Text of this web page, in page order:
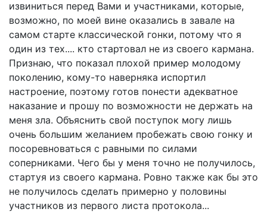
извиниться перед Вами и участниками, которые,
возможно, по моей вине оказались в завале на
самом старте классической гонки, потому что я
один из тех.... кто стартовал не из своего кармана.
Признаю, что показал плохой пример молодому
поколению, кому-то наверняка испортил
настроение, поэтому готов понести адекватное
наказание и прошу по возможности не держать на
меня зла. Объяснить свой поступок могу лишь
очень большим желанием пробежать свою гонку и
посоревноваться с равными по силами
соперниками. Чего бы у меня точно не получилось,
стартуя из своего кармана. Ровно также как бы это
не получилось сделать примерно у половины
участников из первого листа протокола...